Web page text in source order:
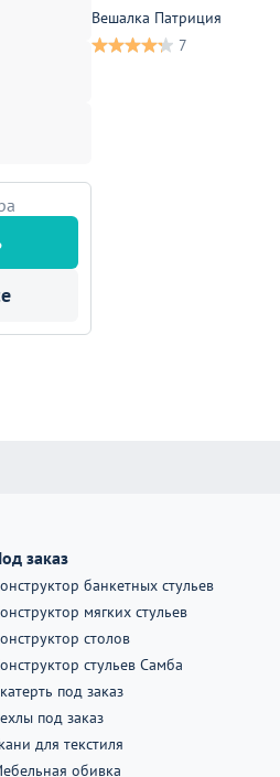
Вешалка Патриция
7
заказ
банкетных стульев
мягких стульев
столов
стульев Самба
под заказ
под заказ
для текстиля
обивка